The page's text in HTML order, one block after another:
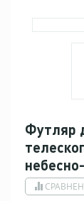
Футляр